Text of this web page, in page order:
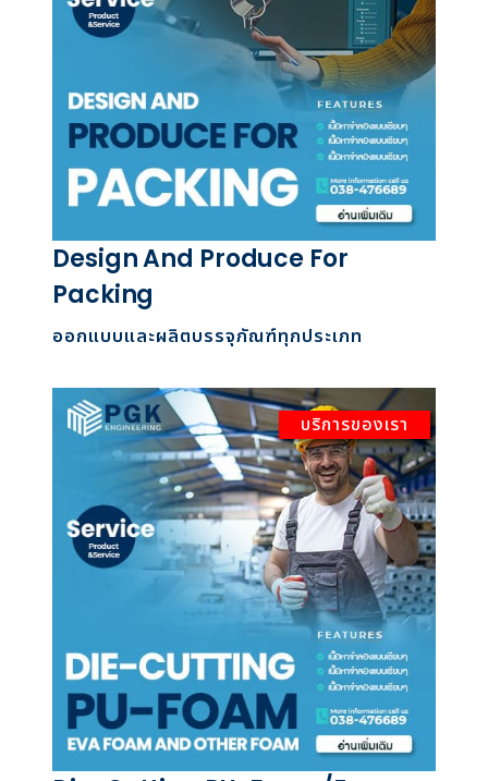
Design And Produce For
Packing
ออกแบบและผลิตบรรจุภัณฑ์ทุกประเภท
บริการของเรา